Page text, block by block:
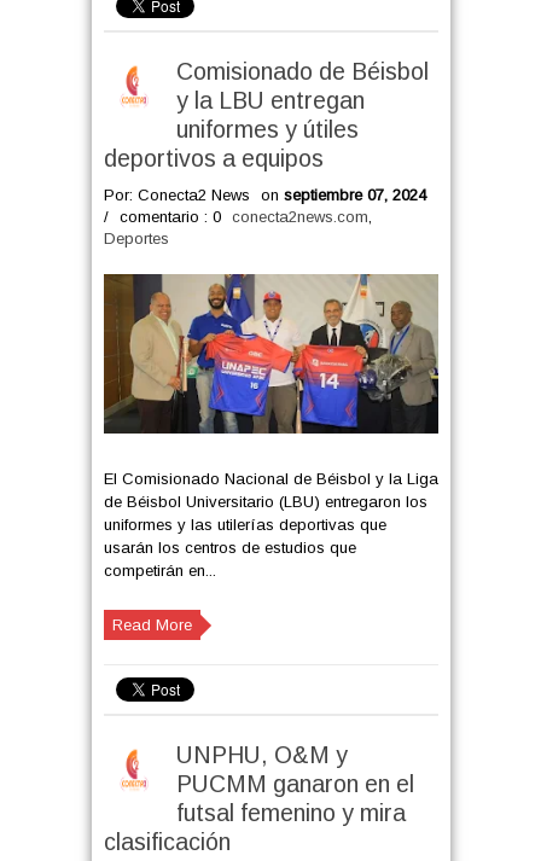
Comisionado de Béisbol
y la LBU entregan
uniformes y útiles
deportivos a equipos
Por: Conecta2 News on septiembre 07, 2024
/
comentario : 0 conecta2news.com,
Deportes
El Comisionado Nacional de Béisbol y la Liga
de Béisbol Universitario (LBU) entregaron los
uniformes y las utilerías deportivas que
usarán los centros de estudios que
competirán en...
Read More
UNPHU, O&M y
PUCMM ganaron en el
futsal femenino y mira
clasificación